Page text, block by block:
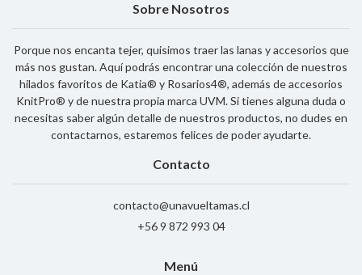
Sobre Nosotros
Porque nos encanta tejer, quisimos traer las lanas y accesorios que
más nos gustan. Aquí podrás encontrar una colección de nuestros
hilados favoritos de Katia® y Rosarios4®, además de accesorios
KnitPro® y de nuestra propia marca UVM. Si tienes alguna duda o
necesitas saber algún detalle de nuestros productos, no dudes en
contactarnos, estaremos felices de poder ayudarte.
Contacto
contacto@unavueltamas.cl
+56 9 872 993 04
Menú